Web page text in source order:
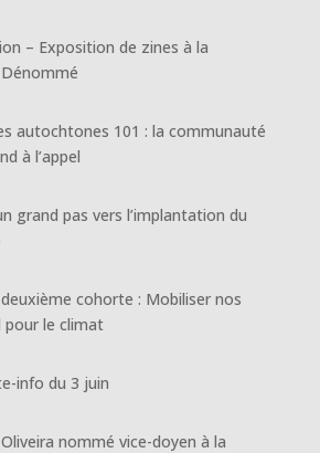
– Exposition de zines à la
autochtones 101 : la communauté
à l’appel
grand pas vers l’implantation du
cohorte : Mobiliser nos
pour le climat
info du 3 juin
nommé vice-doyen à la